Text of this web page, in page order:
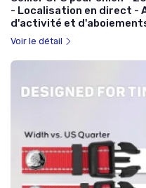
- Localisation en direct -
d'activité et
Voir le détail